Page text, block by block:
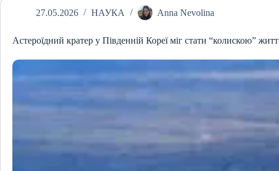
27.05.2026 НАУКА Anna Nevolina
Астероїдний кратер у Південній Кореї міг стати “колискою”